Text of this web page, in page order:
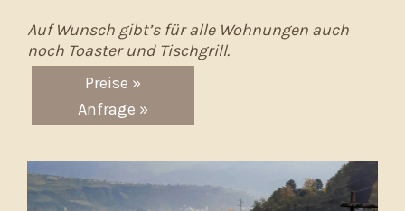
Auf Wunsch gibt’s für alle Wohnungen auch
noch Toaster und Tischgrill.
Preise »
Anfrage »